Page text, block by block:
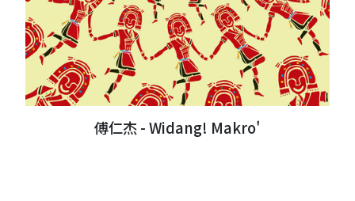
傅仁杰 - Widang! Makro'